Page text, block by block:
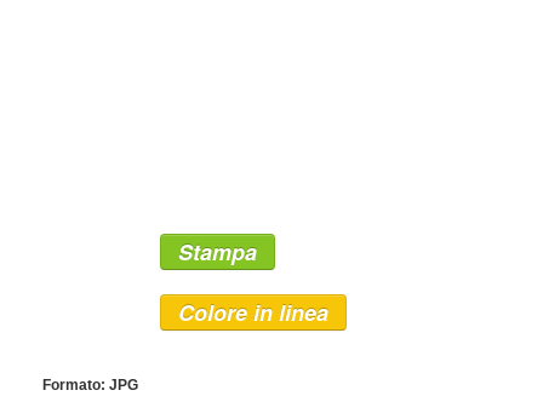
Stampa
Colore in linea
Formato: JPG